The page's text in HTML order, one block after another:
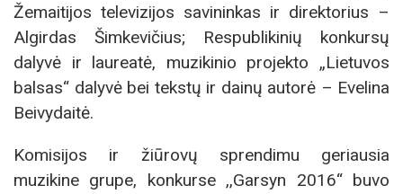
Žemaitijos televizijos savininkas ir direktorius –
Algirdas Šimkevičius; Respublikinių konkursų
dalyvė ir laureatė, muzikinio projekto „Lietuvos
balsas“ dalyvė bei tekstų ir dainų autorė – Evelina
Beivydaitė.
Komisijos ir žiūrovų sprendimu geriausia
muzikine grupe, konkurse ,,Garsyn 2016“ buvo